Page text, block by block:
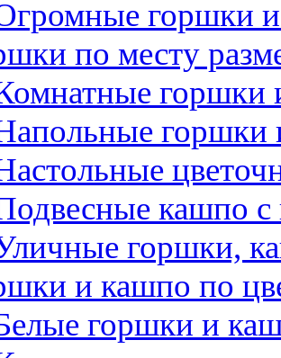
горшки
по месту
горшки
горшки
кашпо с
горшки,
и кашпо по
горшки и